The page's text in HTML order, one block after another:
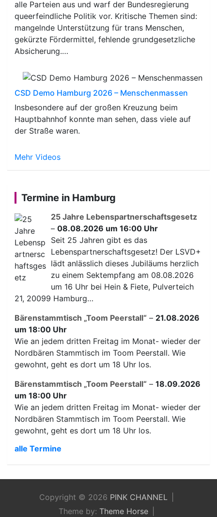
alle Parteien aus und warf der Bundesregierung
queerfeindliche Politik vor. Kritische Themen sind:
mangelnde Unterstützung für trans Menschen,
gekürzte Fördermittel, fehlende grundgesetzliche
Absicherung.…
CSD Demo Hamburg 2026 – Menschenmassen
Insbesondere auf der großen Kreuzung beim
Hauptbahnhof konnte man sehen, dass viele auf
der Straße waren.
Mehr Videos
Termine in Hamburg
25 Jahre Lebenspartnerschaftsgesetz
– 08.08.2026 um 16:00 Uhr
Seit 25 Jahren gibt es das
Lebenspartnerschaftsgesetz! Der LSVD+
lädt anlässlich dieses Jubiläums herzlich
zu einem Sektempfang am 08.08.2026
um 16 Uhr bei Hein & Fiete, Pulverteich
21, 20099 Hamburg…
Bärenstammtisch „Toom Peerstall“ – 21.08.2026
um 18:00 Uhr
Wie an jedem dritten Freitag im Monat- wieder der
Nordbären Stammtisch im Toom Peerstall. Wie
gewohnt, geht es dort um 18 Uhr los.
Bärenstammtisch „Toom Peerstall“ – 18.09.2026
um 18:00 Uhr
Wie an jedem dritten Freitag im Monat- wieder der
Nordbären Stammtisch im Toom Peerstall. Wie
gewohnt, geht es dort um 18 Uhr los.
alle Termine
Copyright © 2026 PINK CHANNEL
Theme by: Theme Horse